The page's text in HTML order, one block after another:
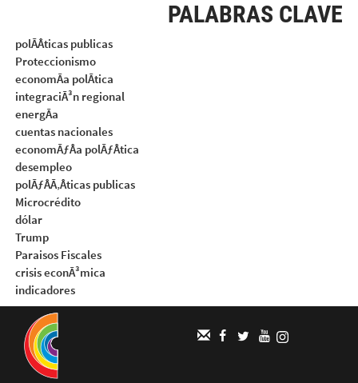
PALABRAS CLAVE
polÃÂticas publicas
Proteccionismo
economÃa polÃtica
integraciÃ³n regional
energÃa
cuentas nacionales
economÃƒÂa polÃƒÂtica
desempleo
polÃƒÂÃ‚Âticas publicas
Microcrédito
dólar
Trump
Paraisos Fiscales
crisis econÃ³mica
indicadores